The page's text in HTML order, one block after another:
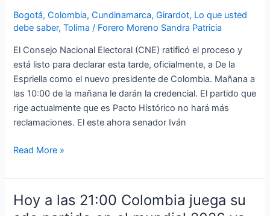
Bogotá,Colombia,Cundinamarca,Girardot, Lo que usted
debe saber,Tolima / Forero Moreno Sandra Patricia
El Consejo Nacional Electoral (CNE) ratificó el proceso y
está listo para declarar esta tarde, oficialmente, a De la
Espriella como el nuevo presidente de Colombia. Mañana a
las 10:00 de la mañana le darán la credencial. El partido que
rige actualmente que es Pacto Histórico no hará más
reclamaciones. El este ahora senador Iván
Read More »
Hoy a las 21:00 Colombia juega su
Hoy